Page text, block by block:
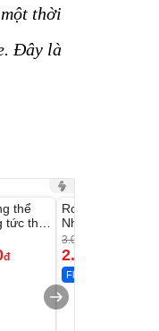
thời
Đây là
thể
tức thì
đ
Robot Hút Bụi Lau
Nhà - D2-001 -
Thông Minh
3.000.000
2.200.000
Flash Sale